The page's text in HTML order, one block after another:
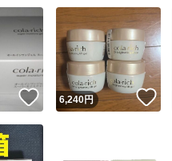
いいね！
6,240円